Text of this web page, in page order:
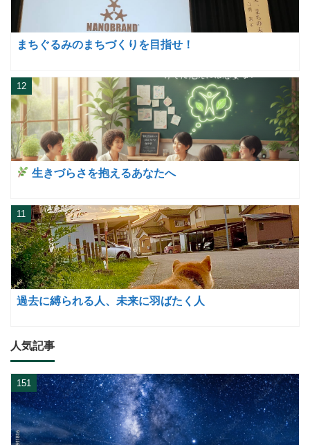
まちぐるみのまちづくりを目指せ！
生きづらさを抱えるあなたへ
12
過去に縛られる人、未来に羽ばたく人
11
人気記事
151